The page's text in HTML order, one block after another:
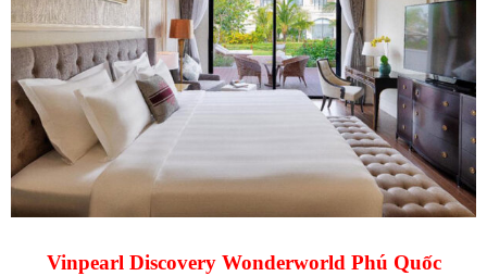
Vinpearl Discovery Wonderworld Phú Quốc